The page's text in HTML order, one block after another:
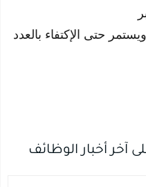
ويستمر حتى الإكتفاء بالعدد
أخبار الوظائف